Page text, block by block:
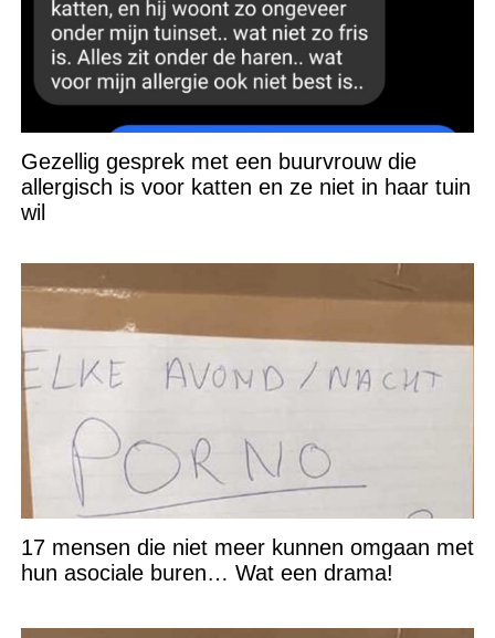
Gezellig gesprek met een buurvrouw die
allergisch is voor katten en ze niet in haar tuin
wil
17 mensen die niet meer kunnen omgaan met
hun asociale buren… Wat een drama!